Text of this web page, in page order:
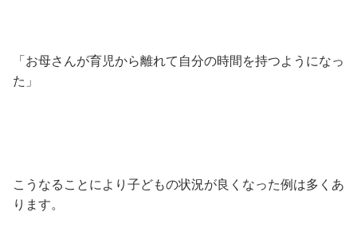
「お母さんが育児から離れて自分の時間を持つようになっ
た」
こうなることにより子どもの状況が良くなった例は多くあ
ります。